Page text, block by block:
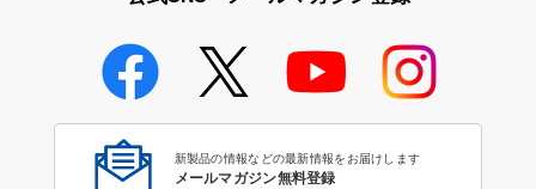
学校教育のICT環境整備特集
新製品の情報などの最新情報をお届けします
メールマガジン無料登録